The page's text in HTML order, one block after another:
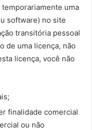
uma
software) no site
transitória pessoal
de uma licença, não
licença, você não
finalidade comercial
ou não